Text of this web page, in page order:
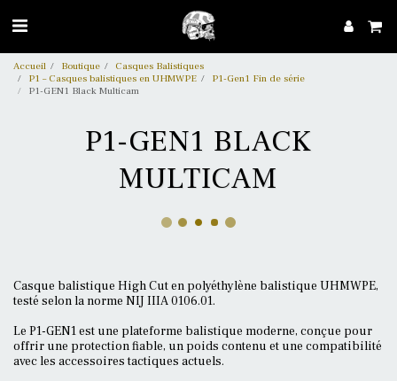
Accueil Boutique
Casques Balistiques
P1 – Casques balistiques en UHMWPE
P1-Gen1 Fin de série
P1-GEN1 Black Multicam
P1-GEN1 BLACK
MULTICAM
Casque balistique High Cut en polyéthylène balistique UHMWPE,
testé selon la norme NIJ IIIA 0106.01.
Le P1-GEN1 est une plateforme balistique moderne, conçue pour
offrir une protection fiable, un poids contenu et une compatibilité
avec les accessoires tactiques actuels.